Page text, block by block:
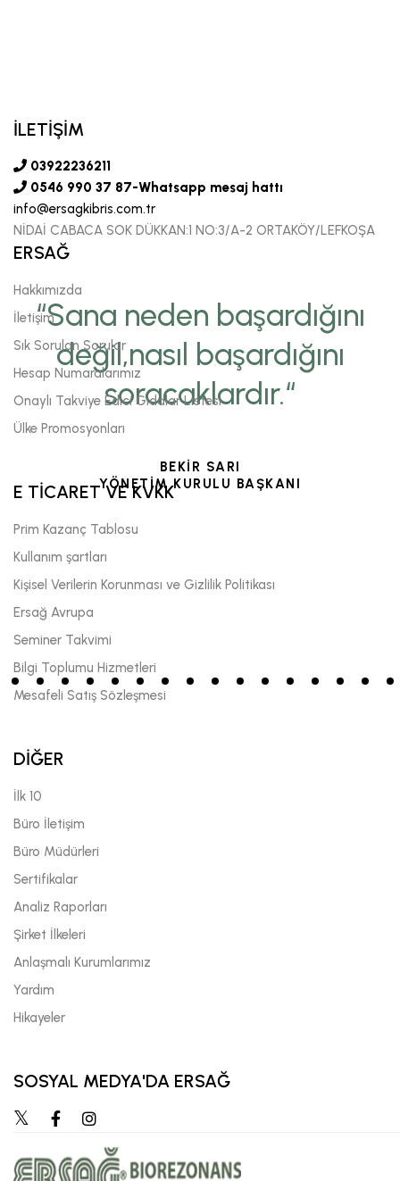
“Sana neden başardığını
değil,nasıl başardığını
soracaklardır.“
BEKİR SARI
YÖNETİM KURULU BAŞKANI
İLETİŞİM
03922236211
0546 990 37 87-Whatsapp mesaj hattı
info@ersagkibris.com.tr
NİDAİ CABACA SOK DÜKKAN:1 NO:3/A-2 ORTAKÖY/LEFKOŞA
ERSAĞ
Hakkımızda
İletişim
Sık Sorulan Sorular
Hesap Numaralarımız
Onaylı Takviye Edici Gıdalar Listesi
Ülke Promosyonları
E TİCARET VE KVKK
Prim Kazanç Tablosu
Kullanım şartları
Kişisel Verilerin Korunması ve Gizlilik Politikası
Ersağ Avrupa
Seminer Takvimi
Bilgi Toplumu Hizmetleri
Mesafeli Satış Sözleşmesi
DİĞER
İlk 10
Büro İletişim
Büro Müdürleri
Sertifikalar
Analiz Raporları
Şirket İlkeleri
Anlaşmalı Kurumlarımız
Yardım
Hikayeler
SOSYAL MEDYA'DA ERSAĞ